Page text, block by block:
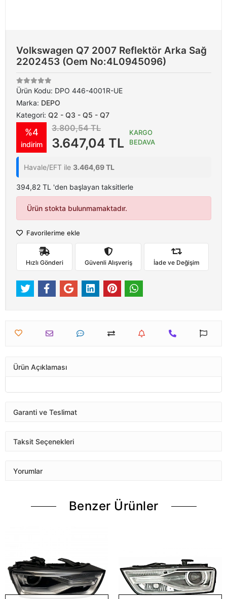
Volkswagen Q7 2007 Reflektör Arka Sağ
2202453 (Oem No:4L0945096)
Ürün Kodu: DPO 446-4001R-UE
Marka: DEPO
Kategori: Q2 - Q3 - Q5 - Q7
%4
indirim
3.800,54 TL
3.647,04 TL
KARGO
BEDAVA
Havale/EFT ile 3.464,69 TL
394,82 TL 'den başlayan taksitlerle
Ürün stokta bulunmamaktadır.
Favorilerime ekle
Hızlı Gönderi Güvenli Alışveriş İade ve Değişim
Ürün Açıklaması
Garanti ve Teslimat
Taksit Seçenekleri
Yorumlar
Benzer Ürünler